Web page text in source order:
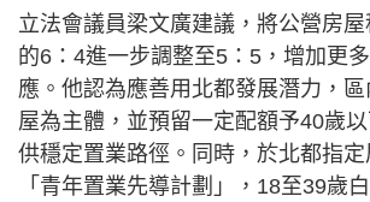
立法會議員梁文廣建議，將公營房
的6：4進一步調整至5：5，增加更
應。他認為應善用北都發展潛力，
屋為主體，並預留一定配額予40歲
供穩定置業路徑。同時，於北都指
「青年置業先導計劃」，18至39歲